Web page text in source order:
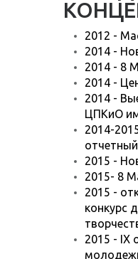
2012 -
2014 -
2014 - 8
2014 -
2014 -
ЦПКиО
2014-
2015 -
2015- 8
2015 -
конкурс
2015 - IX